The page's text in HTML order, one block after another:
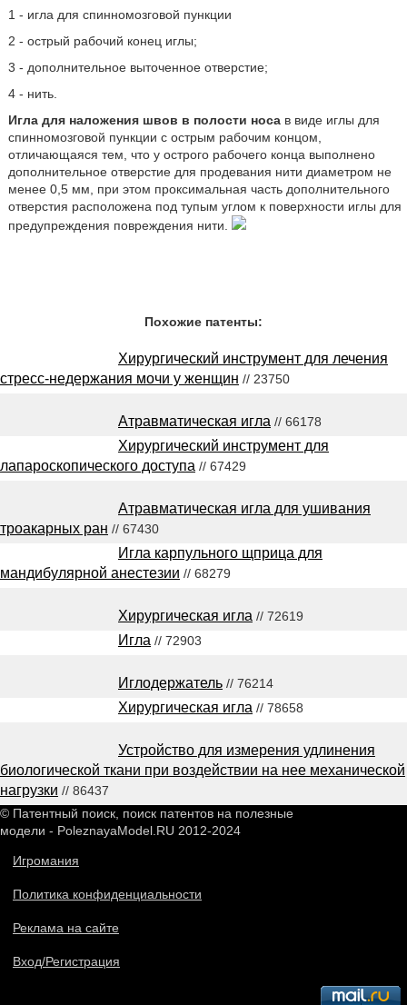
1 - игла для спинномозговой пункции
2 - острый рабочий конец иглы;
3 - дополнительное выточенное отверстие;
4 - нить.
Игла для наложения швов в полости носав виде иглы для
спинномозговой пункции с острым рабочим концом,
отличающаяся тем, что у острого рабочего конца выполнено
дополнительное отверстие для продевания нити диаметром не
менее 0,5 мм, при этом проксимальная часть дополнительного
отверстия расположена под тупым углом к поверхности иглы для
предупреждения повреждения нити.
Похожие патенты:
Хирургический инструмент для лечения
стресс-недержания мочи у женщин // 23750
Атравматическая игла // 66178
Хирургический инструмент для
лапароскопического доступа // 67429
Атравматическая игла для ушивания
троакарных ран // 67430
Игла карпульного щприца для
мандибулярной анестезии // 68279
Хирургическая игла // 72619
Игла // 72903
Иглодержатель // 76214
Хирургическая игла // 78658
Устройство для измерения удлинения
биологической ткани при воздействии на нее механической
нагрузки // 86437
© Патентный поиск, поиск патентов на полезные
модели - PoleznayaModel.RU 2012-2024
Игромания
Политика конфиденциальности
Реклама на сайте
Вход/Регистрация